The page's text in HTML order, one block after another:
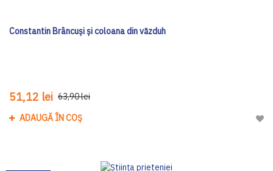
Constantin Brâncuși și coloana din văzduh
51,12 lei 63,90 lei
ADAUGĂ ÎN COȘ